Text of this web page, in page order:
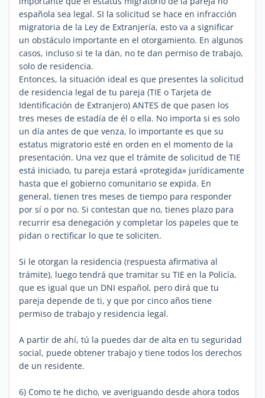
española sea legal. SI la solicitud se hace en infracción
migratoria de la Ley de Extranjería, esto va a significar
un obstáculo importante en el otorgamiento. En algunos
casos, incluso si te la dan, no te dan permiso de trabajo,
solo de residencia.
Entonces, la situación ideal es que presentes la solicitud
de residencia legal de tu pareja (TIE o Tarjeta de
Identificación de Extranjero) ANTES de que pasen los
tres meses de estadía de él o ella. No importa si es solo
un día antes de que venza, lo importante es que su
estatus migratorio esté en orden en el momento de la
presentación. Una vez que el trámite de solicitud de TIE
está iniciado, tu pareja estará «protegida» jurídicamente
hasta que el gobierno comunitario se expida. En
general, tienen tres meses de tiempo para responder
por sí o por no. Si contestan que no, tienes plazo para
recurrir esa denegación y completar los papeles que te
pidan o rectificar lo que te soliciten.
Si le otorgan la residencia (respuesta afirmativa al
trámite), luego tendrá que tramitar su TIE en la Policía,
que es igual que un DNI español, pero dirá que tu
pareja depende de ti, y que por cinco años tiene
permiso de trabajo y residencia legal.
A partir de ahí, tú la puedes dar de alta en tu seguridad
social, puede obtener trabajo y tiene todos los derechos
de un residente.
6) Como te he dicho, ve averiguando desde ahora todos